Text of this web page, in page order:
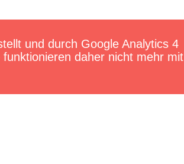
und durch Google Analytics 4
daher nicht mehr mit